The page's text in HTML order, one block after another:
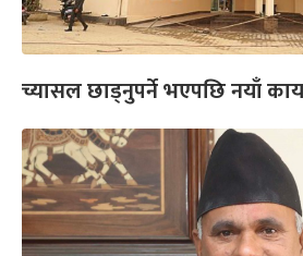
च्यासल छाड्नुपर्ने भएपछि नयाँ